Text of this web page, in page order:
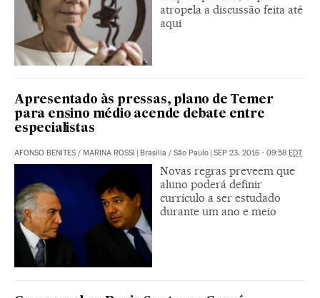
atropela a discussão feita até
aqui
Apresentado às pressas, plano de Temer
para ensino médio acende debate entre
especialistas
AFONSO BENITES / MARINA ROSSI Brasília / São Paulo SEP 23, 2016 - 09:58 EDT
Novas regras preveem que
aluno poderá definir
currículo a ser estudado
durante um ano e meio